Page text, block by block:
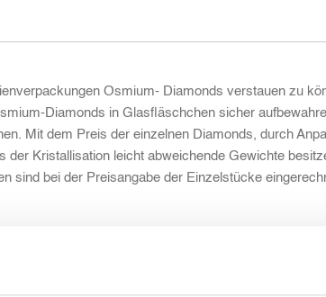
Osmium- Diamonds verstauen zu
Diamonds in Glasfläschchen sicher
Mit dem Preis der einzelnen Diamonds, durch
Kristallisation leicht abweichende Gewichte
sind bei der Preisangabe der Einzelstücke